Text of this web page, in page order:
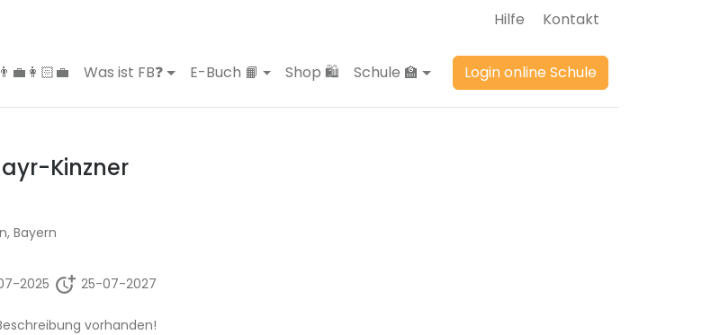
Hilfe Kontakt
Was ist FB❓ E-Buch 📙 Shop 🛍️ Schule 🏫 Login online Schule
Kinzner
Bayern
2025 25-07-2027
vorhanden!